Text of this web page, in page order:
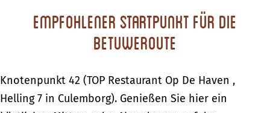
Empfohlener Startpunkt für die
Betuweroute
Knotenpunkt 42 (TOP Restaurant Op De Haven ,
Helling 7 in Culemborg). Genießen Sie hier ein